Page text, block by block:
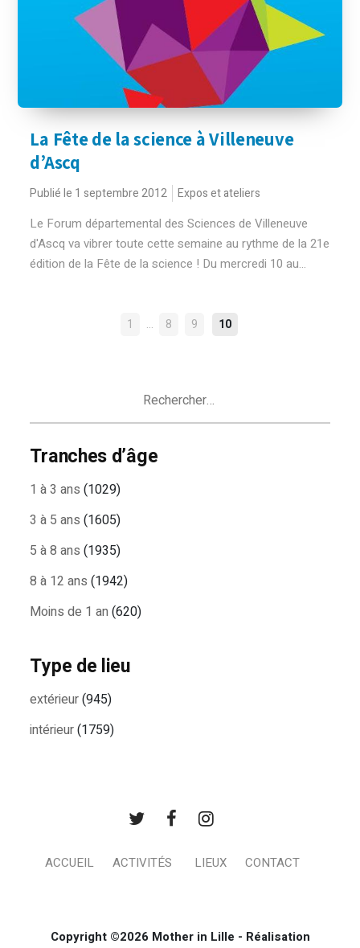
La Fête de la science à Villeneuve
d’Ascq
Publié le 1 septembre 2012 Expos et ateliers
Le Forum départemental des Sciences de Villeneuve
d'Ascq va vibrer toute cette semaine au rythme de la 21e
édition de la Fête de la science ! Du mercredi 10 au...
NAVIGATION
1 … 8 9 10
Tranches d’âge
1 à 3 ans (1029)
3 à 5 ans (1605)
5 à 8 ans (1935)
8 à 12 ans (1942)
Moins de 1 an (620)
Type de lieu
extérieur(945)
intérieur(1759)
ACCUEIL ACTIVITÉS LIEUX CONTACT
Copyright ©2026 Mother in Lille - Réalisation